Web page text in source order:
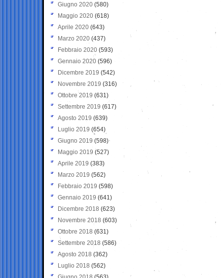
Giugno 2020 (580)
Maggio 2020 (618)
Aprile 2020 (643)
Marzo 2020 (437)
Febbraio 2020 (593)
Gennaio 2020 (596)
Dicembre 2019 (542)
Novembre 2019 (316)
Ottobre 2019 (631)
Settembre 2019 (617)
Agosto 2019 (639)
Luglio 2019 (654)
Giugno 2019 (598)
Maggio 2019 (527)
Aprile 2019 (383)
Marzo 2019 (562)
Febbraio 2019 (598)
Gennaio 2019 (641)
Dicembre 2018 (623)
Novembre 2018 (603)
Ottobre 2018 (631)
Settembre 2018 (586)
Agosto 2018 (362)
Luglio 2018 (562)